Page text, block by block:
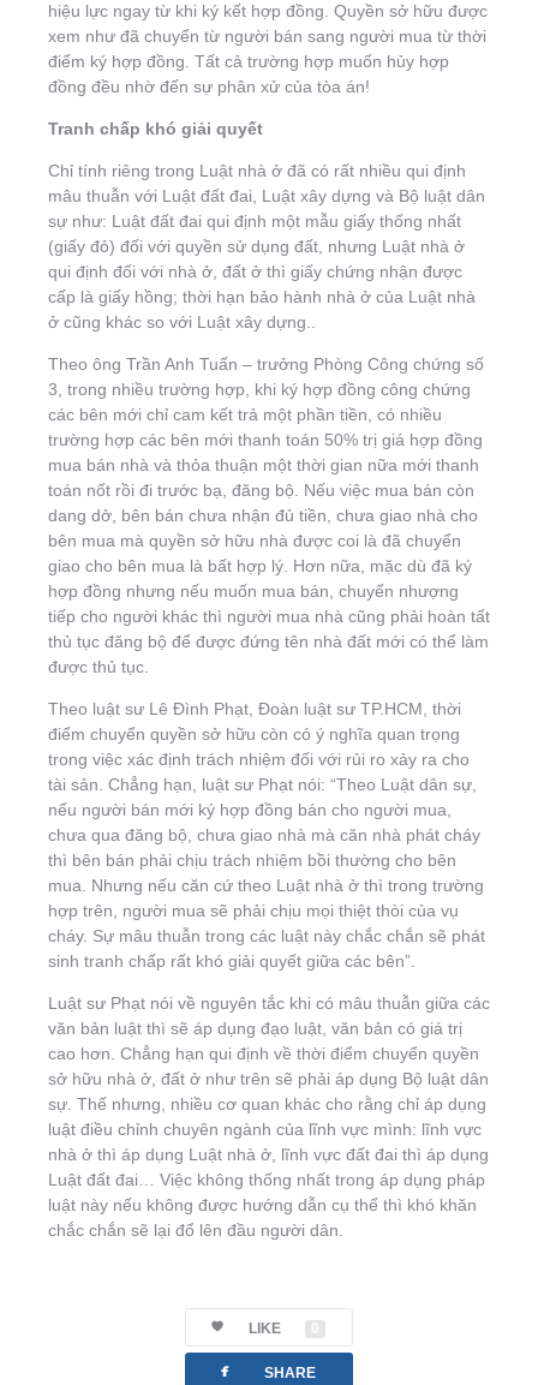
hiệu lực ngay từ khi ký kết hợp đồng. Quyền sở hữu được
xem như đã chuyển từ người bán sang người mua từ thời
điểm ký hợp đồng. Tất cả trường hợp muốn hủy hợp
đồng đều nhờ đến sự phân xử của tòa án!
Tranh chấp khó giải quyết
Chỉ tính riêng trong Luật nhà ở đã có rất nhiều qui định
mâu thuẫn với Luật đất đai, Luật xây dựng và Bộ luật dân
sự như: Luật đất đai qui định một mẫu giấy thống nhất
(giấy đỏ) đối với quyền sử dụng đất, nhưng Luật nhà ở
qui định đối với nhà ở, đất ở thì giấy chứng nhận được
cấp là giấy hồng; thời hạn bảo hành nhà ở của Luật nhà
ở cũng khác so với Luật xây dựng..
Theo ông Trần Anh Tuấn – trưởng Phòng Công chứng số
3, trong nhiều trường hợp, khi ký hợp đồng công chứng
các bên mới chỉ cam kết trả một phần tiền, có nhiều
trường hợp các bên mới thanh toán 50% trị giá hợp đồng
mua bán nhà và thỏa thuận một thời gian nữa mới thanh
toán nốt rồi đi trước bạ, đăng bộ. Nếu việc mua bán còn
dang dở, bên bán chưa nhận đủ tiền, chưa giao nhà cho
bên mua mà quyền sở hữu nhà được coi là đã chuyển
giao cho bên mua là bất hợp lý. Hơn nữa, mặc dù đã ký
hợp đồng nhưng nếu muốn mua bán, chuyển nhượng
tiếp cho người khác thì người mua nhà cũng phải hoàn tất
thủ tục đăng bộ để được đứng tên nhà đất mới có thể làm
được thủ tục.
Theo luật sư Lê Đình Phạt, Đoàn luật sư TP.HCM, thời
điểm chuyển quyền sở hữu còn có ý nghĩa quan trọng
trong việc xác định trách nhiệm đối với rủi ro xảy ra cho
tài sản. Chẳng hạn, luật sư Phạt nói: “Theo Luật dân sự,
nếu người bán mới ký hợp đồng bán cho người mua,
chưa qua đăng bộ, chưa giao nhà mà căn nhà phát cháy
thì bên bán phải chịu trách nhiệm bồi thường cho bên
mua. Nhưng nếu căn cứ theo Luật nhà ở thì trong trường
hợp trên, người mua sẽ phải chịu mọi thiệt thòi của vụ
cháy. Sự mâu thuẫn trong các luật này chắc chắn sẽ phát
sinh tranh chấp rất khó giải quyết giữa các bên”.
Luật sư Phạt nói về nguyên tắc khi có mâu thuẫn giữa các
văn bản luật thì sẽ áp dụng đạo luật, văn bản có giá trị
cao hơn. Chẳng hạn qui định về thời điểm chuyển quyền
sở hữu nhà ở, đất ở như trên sẽ phải áp dụng Bộ luật dân
sự. Thế nhưng, nhiều cơ quan khác cho rằng chỉ áp dụng
luật điều chỉnh chuyên ngành của lĩnh vực mình: lĩnh vực
nhà ở thì áp dụng Luật nhà ở, lĩnh vực đất đai thì áp dụng
Luật đất đai… Việc không thống nhất trong áp dụng pháp
luật này nếu không được hướng dẫn cụ thể thì khó khăn
chắc chắn sẽ lại đổ lên đầu người dân.
LIKE 0
facebook SHARE